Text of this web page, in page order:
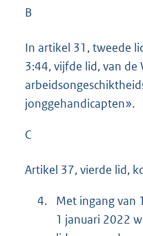
B
In artikel 31, tweede
3:44, vijfde lid, van de
jonggehandicapten».
C
Artikel 37, vierde lid,
4.
Met ingang van
1 januari 2022